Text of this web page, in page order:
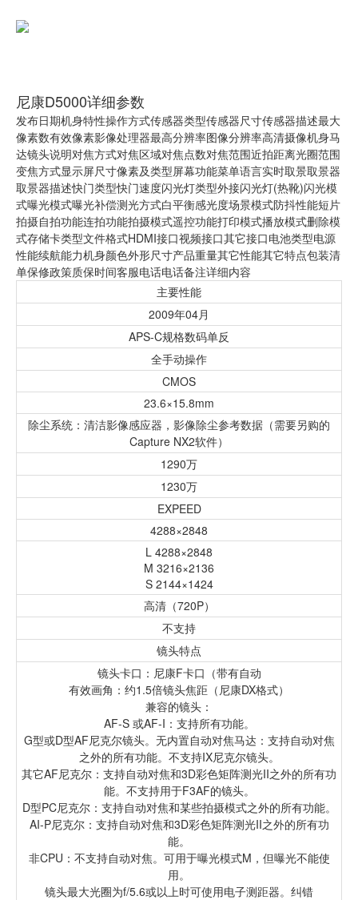
尼康D5000详细参数
发布日期机身特性操作方式传感器类型传感器尺寸传感器描述最大
像素数有效像素影像处理器最高分辨率图像分辨率高清摄像机身马
达镜头说明对焦方式对焦区域对焦点数对焦范围近拍距离光圈范围
变焦方式显示屏尺寸像素及类型屏幕功能菜单语言实时取景取景器
取景器描述快门类型快门速度闪光灯类型外接闪光灯(热靴)闪光模
式曝光模式曝光补偿测光方式白平衡感光度场景模式防抖性能短片
拍摄自拍功能连拍功能拍摄模式遥控功能打印模式播放模式删除模
式存储卡类型文件格式HDMI接口视频接口其它接口电池类型电源
性能续航能力机身颜色外形尺寸产品重量其它性能其它特点包装清
单保修政策质保时间客服电话电话备注详细内容
主要性能
2009年04月
APS-C规格数码单反
全手动操作
CMOS
23.6×15.8mm
除尘系统：清洁影像感应器，影像除尘参考数据（需要另购的
Capture NX2软件）
1290万
1230万
EXPEED
4288×2848
L 4288×2848
M 3216×2136
S 2144×1424
高清（720P）
不支持
镜头特点
镜头卡口：尼康F卡口（带有自动
有效画角：约1.5倍镜头焦距（尼康DX格式）
兼容的镜头：
AF-S 或AF-I：支持所有功能。
G型或D型AF尼克尔镜头。无内置自动对焦马达：支持自动对焦
之外的所有功能。不支持IX尼克尔镜头。
其它AF尼克尔：支持自动对焦和3D彩色矩阵测光II之外的所有功
能。不支持用于F3AF的镜头。
D型PC尼克尔：支持自动对焦和某些拍摄模式之外的所有功能。
AI-P尼克尔：支持自动对焦和3D彩色矩阵测光II之外的所有功
能。
非CPU：不支持自动对焦。可用于曝光模式M，但曝光不能使
用。
镜头最大光圈为f/5.6或以上时可使用电子测距器。纠错